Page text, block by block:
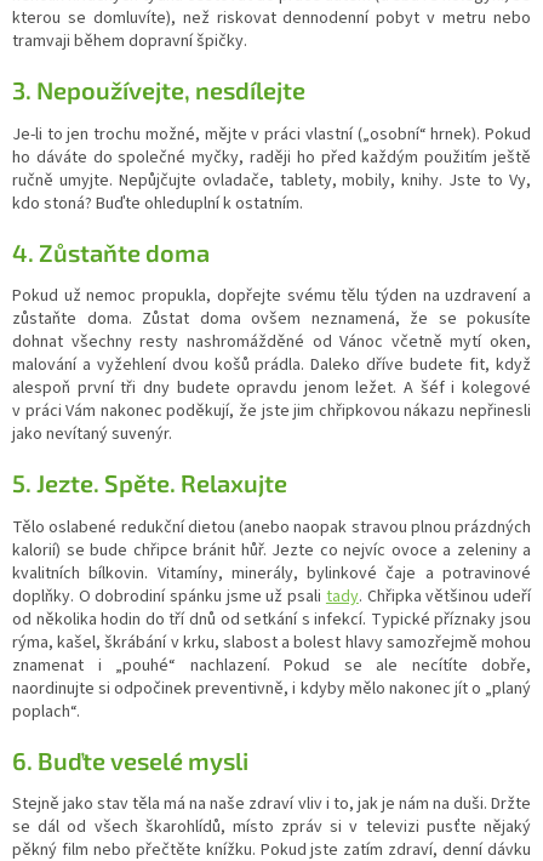
kterou se domluvíte), než riskovat dennodenní pobyt v metru nebo
tramvaji během dopravní špičky.
3. Nepoužívejte, nesdílejte
Je-li to jen trochu možné, mějte v práci vlastní („osobní“ hrnek). Pokud
ho dáváte do společné myčky, raději ho před každým použitím ještě
ručně umyjte. Nepůjčujte ovladače, tablety, mobily, knihy. Jste to Vy,
kdo stoná? Buďte ohleduplní k ostatním.
4. Zůstaňte doma
Pokud už nemoc propukla, dopřejte svému tělu týden na uzdravení a
zůstaňte doma. Zůstat doma ovšem neznamená, že se pokusíte
dohnat všechny resty nashromážděné od Vánoc včetně mytí oken,
malování a vyžehlení dvou košů prádla. Daleko dříve budete fit, když
alespoň první tři dny budete opravdu jenom ležet. A šéf i kolegové
v práci Vám nakonec poděkují, že jste jim chřipkovou nákazu nepřinesli
jako nevítaný suvenýr.
5. Jezte. Spěte. Relaxujte
Tělo oslabené redukční dietou (anebo naopak stravou plnou prázdných
kalorií) se bude chřipce bránit hůř. Jezte co nejvíc ovoce a zeleniny a
kvalitních bílkovin. Vitamíny, minerály, bylinkové čaje a potravinové
doplňky. O dobrodiní spánku jsme už psali tady. Chřipka většinou udeří
od několika hodin do tří dnů od setkání s infekcí. Typické příznaky jsou
rýma, kašel, škrábání v krku, slabost a bolest hlavy samozřejmě mohou
znamenat i „pouhé“ nachlazení. Pokud se ale necítíte dobře,
naordinujte si odpočinek preventivně, i kdyby mělo nakonec jít o „planý
poplach“.
6. Buďte veselé mysli
Stejně jako stav těla má na naše zdraví vliv i to, jak je nám na duši. Držte
se dál od všech škarohlídů, místo zpráv si v televizi pusťte nějaký
pěkný film nebo přečtěte knížku. Pokud jste zatím zdraví, denní dávku